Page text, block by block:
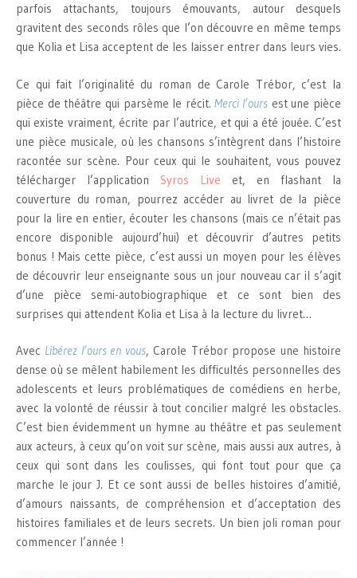
parfois attachants, toujours émouvants, autour desquels
gravitent des seconds rôles que l’on découvre en même temps
que Kolia et Lisa acceptent de les laisser entrer dans leurs vies.
Ce qui fait l’originalité du roman de Carole Trébor, c’est la
pièce de théâtre qui parsème le récit.Merci l’ours est une pièce
qui existe vraiment, écrite par l’autrice, et qui a été jouée. C’est
une pièce musicale, où les chansons s’intègrent dans l’histoire
racontée sur scène. Pour ceux qui le souhaitent, vous pouvez
télécharger l’application Syros Live et, en flashant la
couverture du roman, pourrez accéder au livret de la pièce
pour la lire en entier, écouter les chansons (mais ce n’était pas
encore disponible aujourd’hui) et découvrir d’autres petits
bonus ! Mais cette pièce, c’est aussi un moyen pour les élèves
de découvrir leur enseignante sous un jour nouveau car il s’agit
d’une pièce semi-autobiographique et ce sont bien des
surprises qui attendent Kolia et Lisa à la lecture du livret…
Avec Libérez l’ours en vous, Carole Trébor propose une histoire
dense où se mêlent habilement les difficultés personnelles des
adolescents et leurs problématiques de comédiens en herbe,
avec la volonté de réussir à tout concilier malgré les obstacles.
C’est bien évidemment un hymne au théâtre et pas seulement
aux acteurs, à ceux qu’on voit sur scène, mais aussi aux autres, à
ceux qui sont dans les coulisses, qui font tout pour que ça
marche le jour J. Et ce sont aussi de belles histoires d’amitié,
d’amours naissants, de compréhension et d’acceptation des
histoires familiales et de leurs secrets. Un bien joli roman pour
commencer l’année !